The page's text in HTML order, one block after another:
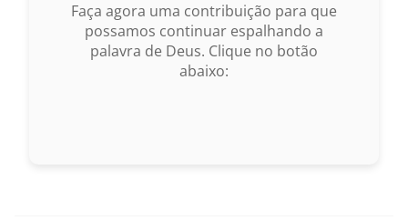
Faça agora uma contribuição para que
possamos continuar espalhando a
palavra de Deus. Clique no botão
abaixo: